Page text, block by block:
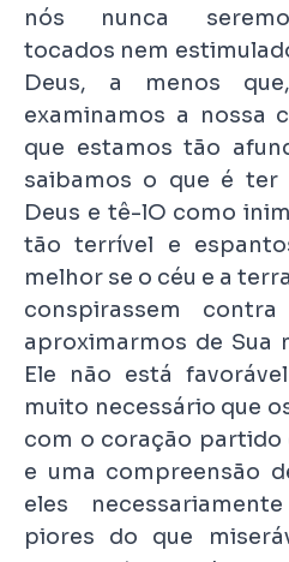
nós nunca
tocados nem
Deus, a menos
examinamos a nossa
que estamos tão
saibamos o que é
Deus e tê-lO como
tão terrível e
melhor se o céu e a
conspirassem
aproximarmos de Sua
Ele não está
muito necessário que
com o coração
e uma compreensão
eles
piores do que